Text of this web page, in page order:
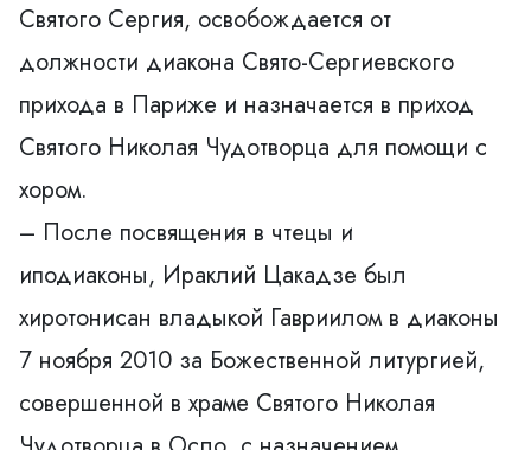
Святого Сергия, освобождается от
должности диакона Свято-Сергиевского
прихода в Париже и назначается в приход
Святого Николая Чудотворца для помощи с
хором.
– После посвящения в чтецы и
иподиаконы, Ираклий Цакадзе был
хиротонисан владыкой Гавриилом в диаконы
7 ноября 2010 за Божественной литургией,
совершенной в храме Святого Николая